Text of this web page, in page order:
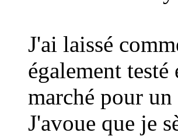
J'ai laissé
également
marché pour
J'avoue que je